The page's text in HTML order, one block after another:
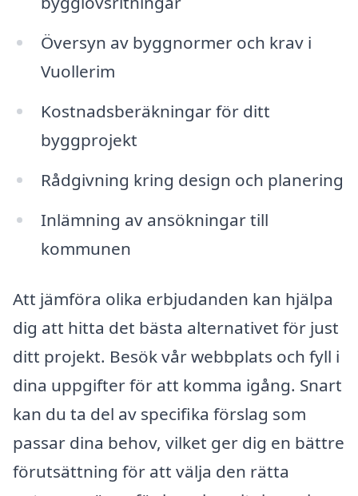
Översyn av byggnormer och krav i
Vuollerim
Kostnadsberäkningar för ditt
byggprojekt
Rådgivning kring design och planering
Inlämning av ansökningar till
kommunen
Att jämföra olika erbjudanden kan hjälpa
dig att hitta det bästa alternativet för just
ditt projekt. Besök vår webbplats och fyll i
dina uppgifter för att komma igång. Snart
kan du ta del av specifika förslag som
passar dina behov, vilket ger dig en bättre
förutsättning för att välja den rätta